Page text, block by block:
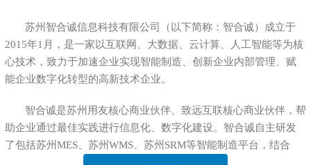
苏州智合诚信息科技有限公司（以下简称：智合诚）成立于
2015年1月，是一家以互联网、大数据、云计算、人工智能等为核
心技术，致力于加速企业实现智能制造、创新企业内部管理、赋
能企业数字化转型的高新技术企业。
智合诚是苏州用友核心商业伙伴、致远互联核心商业伙伴，帮
助企业通过最佳实践进行信息化、数字化建设。智合诚自主研发
了包括苏州MES、苏州WMS、苏州SRM等智能制造平台，结合